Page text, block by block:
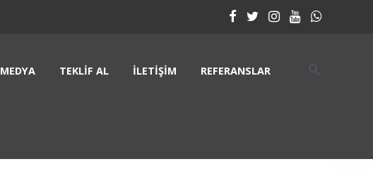
MEDYA TEKLIF AL İLETIŞIM REFERANSLAR